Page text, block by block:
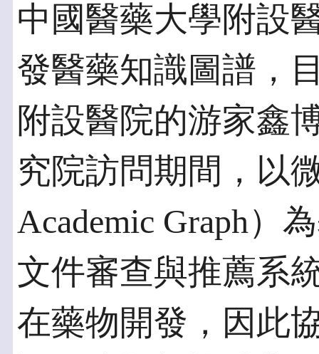
中國醫藥大學附設
發醫藥知識圖譜，
附設醫院的游家鑫
究院訪問期間，以
Academic Graph）
文件審查與推薦系
在藥物開發，因此